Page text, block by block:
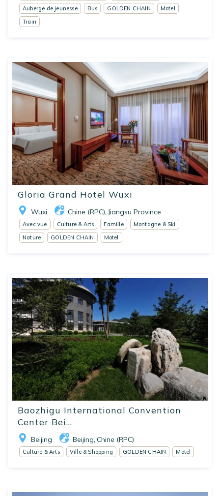
Auberge de jeunesse Bus GOLDEN CHAIN
Motel
Train
Gloria Grand Hotel Wuxi
Wuxi Chine (RPC) Jiangsu Province
Avec vue Culture & Arts Famille
Montagne & Ski
Nature
GOLDEN CHAIN Motel
Baozhigu International Convention
Center Bei...
Beijing Beijing Chine (RPC)
Culture & Arts Ville & Shopping GOLDEN CHAIN Motel